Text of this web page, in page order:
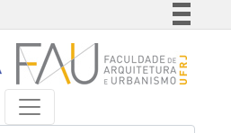
Simplifique!
Comunica BR
Acesso à informação